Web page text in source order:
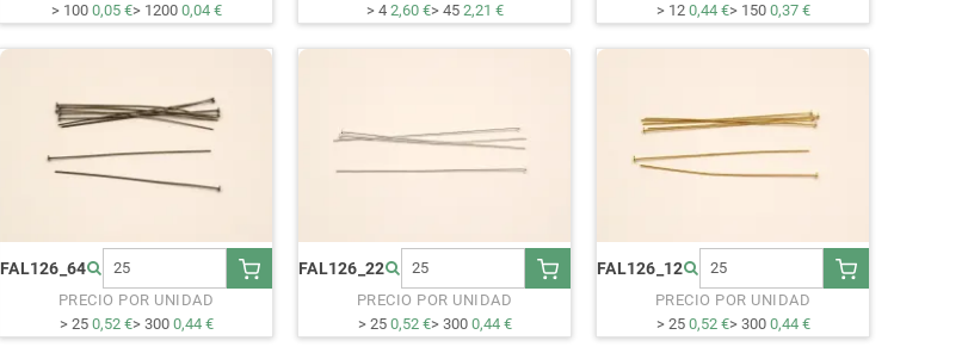
> 100 0,05 €> 1200 0,04 €
> 4 2,60 €> 45 2,21 €
> 12 0,44 €> 150 0,37 €
FAL126_64
PRECIO POR UNIDAD
> 25 0,52 €> 300 0,44 €
FAL126_22
PRECIO POR UNIDAD
> 25 0,52 €> 300 0,44 €
FAL126_12
PRECIO POR UNIDAD
> 25 0,52 €> 300 0,44 €